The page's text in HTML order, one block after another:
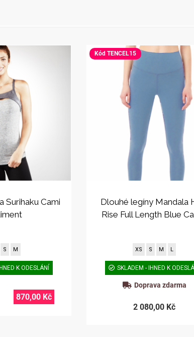
Surihaku Cami
S M
K ODESLÁNÍ
870,00 Kč
Kód TENCEL15
Dlouhé legíny Mandala
Rise Full Length Blue
XS S M L
SKLADEM - IHNED K
Doprava zdarma
2 080,00 Kč